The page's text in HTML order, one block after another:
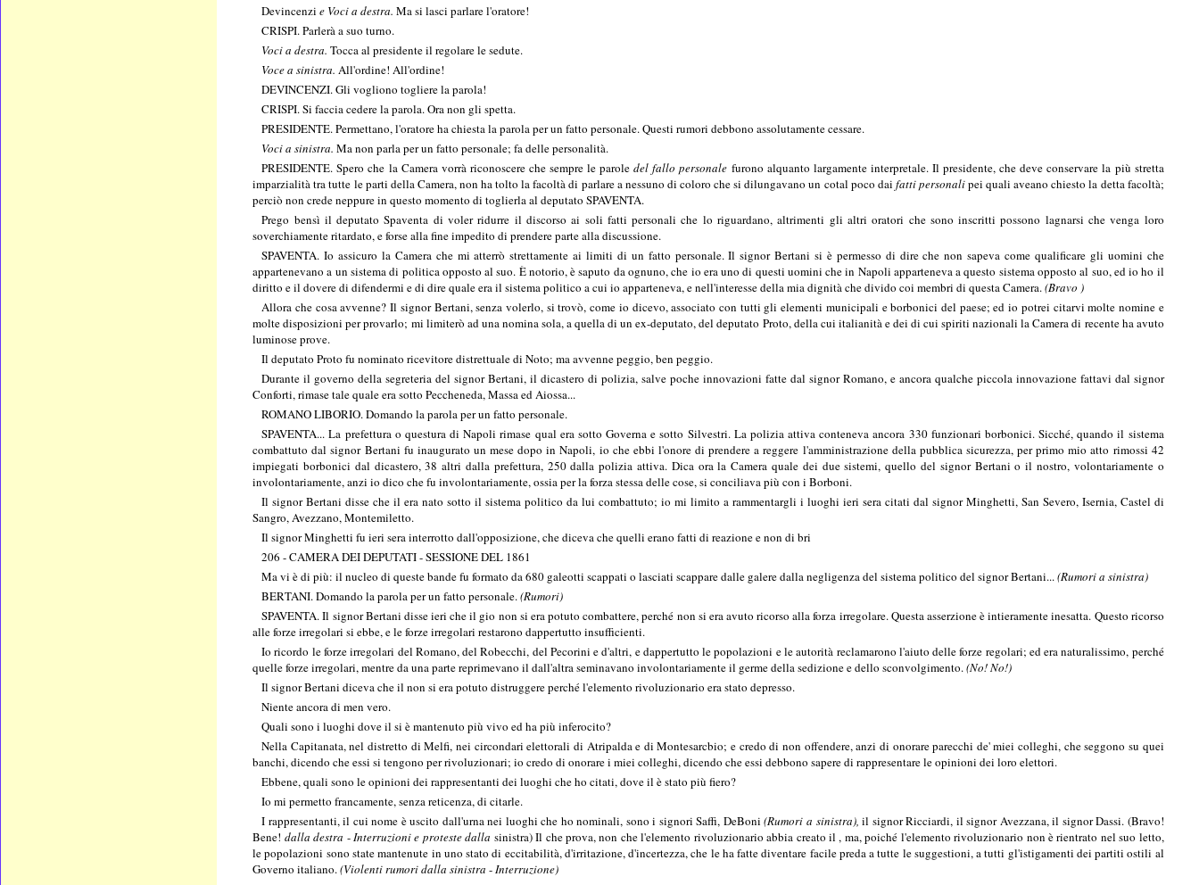
Devincenzie Voci a destra.Ma si lasci parlare l'oratore!
CRISPI. Parlerà a suo turno.
Voci a destra.Tocca al presidente il regolare le sedute.
Voce a sinistra.All'ordine! All'ordine!
DEVINCENZI. Gli vogliono togliere la parola!
CRISPI. Si faccia cedere la parola. Ora non gli spetta.
PRESIDENTE. Permettano, l'oratore ha chiesta la parola per un fatto personale. Questi rumori debbono assolutamente cessare.
Voci a sinistra.Ma non parla per un fatto personale; fa delle personalità.
PRESIDENTE. Spero che la Camera vorrà riconoscere che sempre le paroledel fallo personale furono alquanto largamente interpretale. Il presidente, che deve conservare la più stretta
imparzialità tra tutte le parti della Camera, non ha tolto la facoltà di parlare a nessuno di coloro che si dilungavano un cotal poco dai fatti personalipei quali aveano chiesto la detta facoltà;
perciò non crede neppure in questo momento di toglierla al deputato SPAVENTA.
Prego bensì il deputato Spaventa di voler ridurre il discorso ai soli fatti personali che lo riguardano, altrimenti gli altri oratori che sono inscritti possono lagnarsi che venga loro
soverchiamente ritardato, e forse alla fine impedito di prendere parte alla discussione.
SPAVENTA. Io assicuro la Camera che mi atterrò strettamente ai limiti di un fatto personale. Il signor Bertani si è permesso di dire che non sapeva come qualificare gli uomini che
appartenevano a un sistema di politica opposto al suo. È notorio, è saputo da ognuno, che io era uno di questi uomini che in Napoli apparteneva a questo sistema opposto al suo, ed io ho il
diritto e il dovere di difendermi e di dire quale era il sistema politico a cui io apparteneva, e nell'interesse della mia dignità che divido coi membri di questa Camera.(Bravo )
Allora che cosa avvenne? Il signor Bertani, senza volerlo, si trovò, come io dicevo, associato con tutti gli elementi municipali e borbonici del paese; ed io potrei citarvi molte nomine e
molte disposizioni per provarlo; mi limiterò ad una nomina sola, a quella di un ex-deputato, del deputato Proto, della cui italianità e dei di cui spiriti nazionali la Camera di recente ha avuto
luminose prove.
Il deputato Proto fu nominato ricevitore distrettuale di Noto; ma avvenne peggio, ben peggio.
Durante il governo della segreteria del signor Bertani, il dicastero di polizia, salve poche innovazioni fatte dal signor Romano, e ancora qualche piccola innovazione fattavi dal signor
Conforti, rimase tale quale era sotto Peccheneda, Massa ed Aiossa...
ROMANO LIBORIO. Domando la parola per un fatto personale.
SPAVENTA... La prefettura o questura di Napoli rimase qual era sotto Governa e sotto Silvestri. La polizia attiva conteneva ancora 330 funzionari borbonici. Sicché, quando il sistema
combattuto dal signor Bertani fu inaugurato un mese dopo in Napoli, io che ebbi l'onore di prendere a reggere l'amministrazione della pubblica sicurezza, per primo mio atto rimossi 42
impiegati borbonici dal dicastero, 38 altri dalla prefettura, 250 dalla polizia attiva. Dica ora la Camera quale dei due sistemi, quello del signor Bertani o il nostro, volontariamente o
involontariamente, anzi io dico che fu involontariamente, ossia per la forza stessa delle cose, si conciliava più con i Borboni.
Il signor Bertani disse che il era nato sotto il sistema politico da lui combattuto; io mi limito a rammentargli i luoghi ieri sera citati dal signor Minghetti, San Severo, Isernia, Castel di
Sangro, Avezzano, Montemiletto.
Il signor Minghetti fu ieri sera interrotto dall'opposizione, che diceva che quelli erano fatti di reazione e non di bri
206 - CAMERA DEI DEPUTATI - SESSIONE DEL 1861
Ma vi è di più: il nucleo di queste bande fu formato da 680 galeotti scappati o lasciati scappare dalle galere dalla negligenza del sistema politico del signor Bertani...(Rumori a sinistra)
BERTANI. Domando la parola per un fatto personale.(Rumori)
SPAVENTA. Il signor Bertani disse ieri che il gio non si era potuto combattere, perché non si era avuto ricorso alla forza irregolare. Questa asserzione è intieramente inesatta. Questo ricorso
alle forze irregolari si ebbe, e le forze irregolari restarono dappertutto insufficienti.
Io ricordo le forze irregolari del Romano, del Robecchi, del Pecorini e d'altri, e dappertutto le popolazioni e le autorità reclamarono l'aiuto delle forze regolari; ed era naturalissimo, perché
quelle forze irregolari, mentre da una parte reprimevano il dall'altra seminavano involontariamente il germe della sedizione e dello sconvolgimento.(No! No!)
Il signor Bertani diceva che il non si era potuto distruggere perché l'elemento rivoluzionario era stato depresso.
Niente ancora di men vero.
Quali sono i luoghi dove il si è mantenuto più vivo ed ha più inferocito?
Nella Capitanata, nel distretto di Melfi, nei circondari elettorali di Atripalda e di Montesarcbio; e credo di non offendere, anzi di onorare parecchi de' miei colleghi, che seggono su quei
banchi, dicendo che essi si tengono per rivoluzionari; io credo di onorare i miei colleghi, dicendo che essi debbono sapere di rappresentare le opinioni dei loro elettori.
Ebbene, quali sono le opinioni dei rappresentanti dei luoghi che ho citati, dove il è stato più fiero?
Io mi permetto francamente, senza reticenza, di citarle.
I rappresentanti, il cui nome è uscito dall'urna nei luoghi che ho nominali, sono i signori Saffi, DeBoni(Rumori a sinistra),il signor Ricciardi, il signor Avezzana, il signor Dassi. (Bravo!
Bene! dalla destra -Interruzioni e proteste dalla sinistra) Il che prova, non che l'elemento rivoluzionario abbia creato il , ma, poiché l'elemento rivoluzionario non è rientrato nel suo letto,
le popolazioni sono state mantenute in uno stato di eccitabilità, d'irritazione, d'incertezza, che le ha fatte diventare facile preda a tutte le suggestioni, a tutti gl'istigamenti dei partiti ostili al
Governo italiano.(Violenti rumori dalla sinistra-Interruzione)